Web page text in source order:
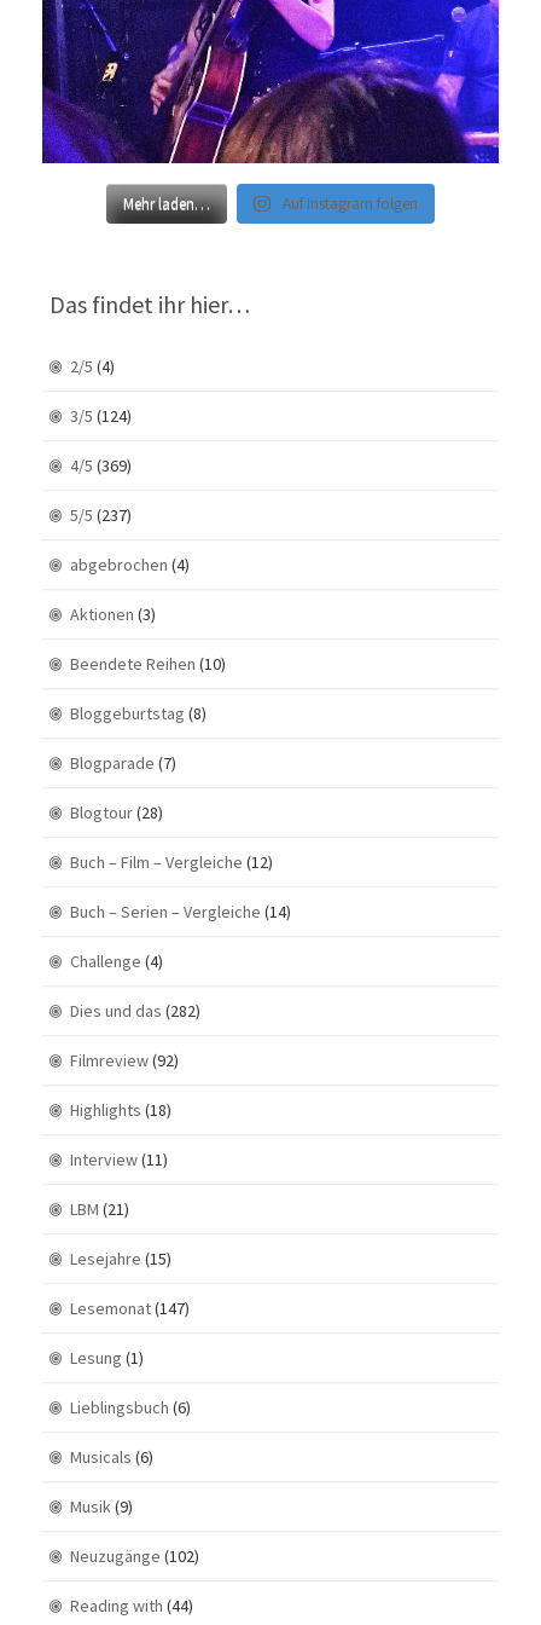
Mehr laden… Auf Instagram folgen
Das findet ihr hier…
2/5 (4)
3/5 (124)
4/5 (369)
5/5 (237)
abgebrochen (4)
Aktionen (3)
Beendete Reihen (10)
Bloggeburtstag (8)
Blogparade (7)
Blogtour(28)
Buch – Film – Vergleiche (12)
Buch – Serien – Vergleiche (14)
Challenge (4)
Dies und das (282)
Filmreview(92)
Highlights (18)
Interview(11)
LBM (21)
Lesejahre (15)
Lesemonat(147)
Lesung (1)
Lieblingsbuch (6)
Musicals (6)
Musik(9)
Neuzugänge (102)
Reading with (44)